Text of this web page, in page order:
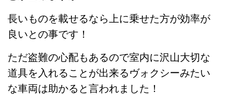
長いものを載せるなら上に乗せた方が効率が
良いとの事です！
ただ盗難の心配もあるので室内に沢山大切な
道具を入れることが出来るヴォクシーみたい
な車両は助かると言われました！